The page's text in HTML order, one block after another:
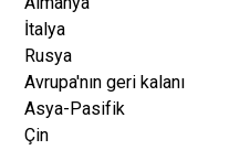
İtalya
Rusya
Avrupa'nın geri kalanı
Asya-Pasifik
Çin